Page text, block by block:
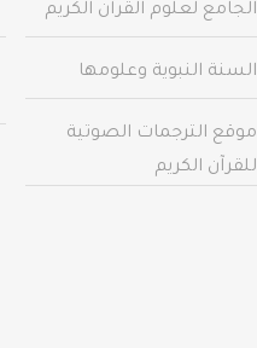
الجامع لعلوم القرآن الكريم
السنة النبوية وعلومها
موقع الترجمات الصوتية
للقرآن الكريم